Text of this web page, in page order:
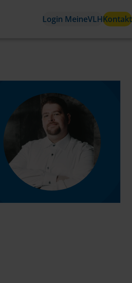
Login MeineVLHKontakt